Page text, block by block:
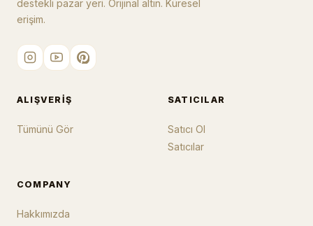
destekli pazar yeri. Orijinal altın. Küresel
erişim.
ALIŞVERIŞ
Tümünü Gör
SATICILAR
Satıcı Ol
Satıcılar
COMPANY
Hakkımızda